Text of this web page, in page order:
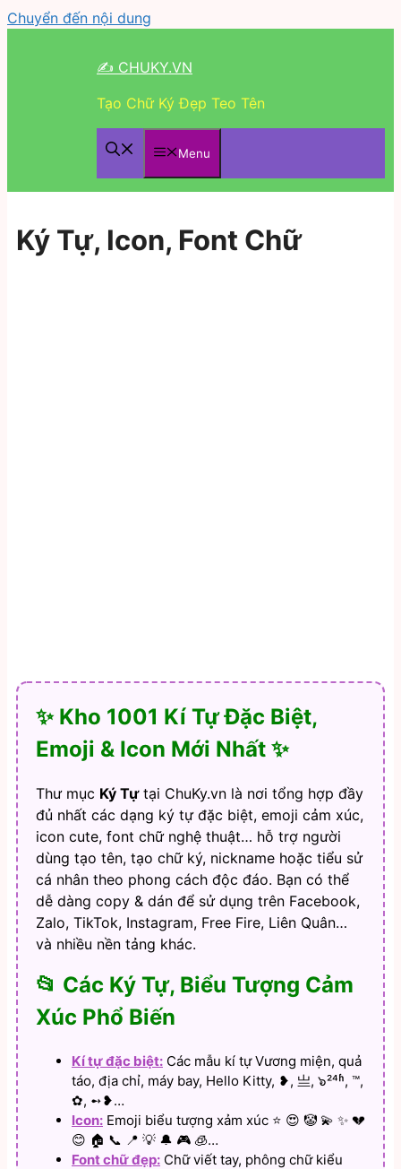
Chuyển đến nội dung
✍ CHUKY.VN
Tạo Chữ Ký Đẹp Teo Tên
Menu
Ký Tự, Icon, Font Chữ
✨ Kho 1001 Kí Tự Đặc Biệt,
Emoji & Icon Mới Nhất ✨
Thư mục Ký Tựtại ChuKy.vn là nơi tổng hợp đầy
đủ nhất các dạng ký tự đặc biệt, emoji cảm xúc,
icon cute, font chữ nghệ thuật… hỗ trợ người
dùng tạo tên, tạo chữ ký, nickname hoặc tiểu sử
cá nhân theo phong cách độc đáo. Bạn có thể
dễ dàng copy & dán để sử dụng trên Facebook,
Zalo, TikTok, Instagram, Free Fire, Liên Quân…
và nhiều nền tảng khác.
📂 Các Ký Tự, Biểu Tượng Cảm
Xúc Phổ Biến
Kí tự đặc biệt: Các mẫu kí tự Vương miện, quả
táo, địa chỉ, máy bay, Hello Kitty, ❥, 亗, ๖²⁴ʱ, ™,
✿, ➻❥…
Icon: Emoji biểu tượng xảm xúc ⭐ 😍 🤡 💫 ✨ 💔
😊 🏠 📞 📍 💡 🔔 🎮 🧊…
Font chữ đẹp: Chữ viết tay, phông chữ kiểu